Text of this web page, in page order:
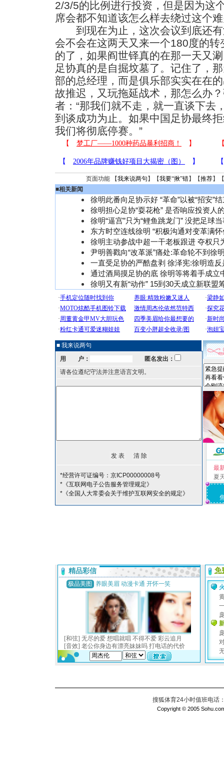
2/3/5的比例进行投资，但是因为这
席会都不知道该怎么样去绕过这个
到现在为止，这次会议到底还有
会不会在这两天又来一个180度的转
的了，如果阎世铎真的在那一天又
足协真的是自掘坟墓了。记住了，
部的总经理，而是俱乐部实实在在
故推迟，又玩拖延战术，那怎么办
者：“那我们就不走，就一直谈下去
到谈成功为止。如果中国足协最终
我们将彻底停赛。”
页面功能 【我来说两句 】【我要“揪”错】【推荐】
■相关新闻
徐明此番向足协示好 “革命”以被“招安”
徐明担心足协“耍花枪” 是否响应投资人
徐明“逼宫”只为“鲤鱼跳龙门” 没把足球
东方时空连线徐明 “积极沟通对变革满怀
徐明主动参战中超一干老板跟进 夺权只
尹明善戳向“改革派”痛处:革命轮不到徐
一直受足协的严酷盘剥 徐泽宪:徐明造反
通过酒局摸足协的底 徐明等将着手成立
徐明又有新“动作” 15到30天成立新联盟
■ 我来说两句
用 户：
匿名发出：
请各位遵纪守法并注意语言文明。
*经营许可证编号：京ICP00000008号
*《互联网电子公告服务管理规定》
*《全国人大常委会关于维护互联网安全的规定》
最
夏
搜狐体育24小时值班电话
Copyright © 2005